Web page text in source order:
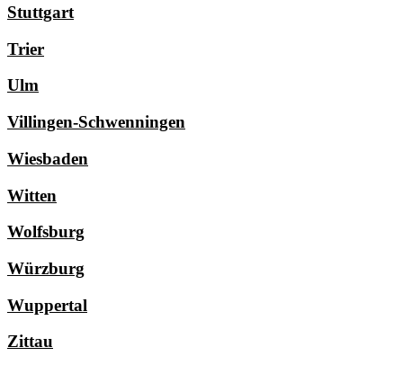
Stuttgart
Trier
Ulm
Villingen-Schwenningen
Wiesbaden
Witten
Wolfsburg
Würzburg
Wuppertal
Zittau